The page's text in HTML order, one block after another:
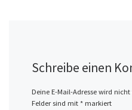
Schreibe einen
Deine E-Mail-Adresse wird
Felder sind mit *markiert